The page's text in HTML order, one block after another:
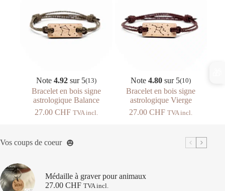
Note 4.92sur 5(13)
Bracelet en bois signe
astrologique Balance
27.00 CHF TVA incl.
Note4.80 sur 5(10)
Bracelet en bois signe
astrologique Vierge
27.00CHF TVA incl.
Vos coups de coeur
Médaille à graver pour animaux
27.00 CHF TVA incl.